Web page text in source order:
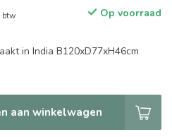
btw Op voorraad
in India B120xD77xH46cm
aan winkelwagen